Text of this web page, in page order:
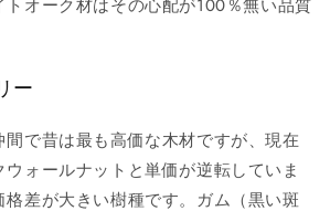
トオーク材はその心配が100％無い品質
ー
で昔は最も高価な木材ですが、現在
ォールナットと単価が逆転していま
差が大きい樹種です。ガム（黒い斑